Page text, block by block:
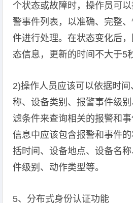
个状态或故障时，操作员可
警事件列表，以准确、完整
件进行处理。在状态变化后
态信息，更新的时间不大于5
2)操作人员应该可以依据时
称、设备类别、报警事件级
滤条件来查询相关的报警和
信息中应该包含报警和事件
括时间、设备地点、设备名
件级别、动作类型等。
5、分布式身份认证功能